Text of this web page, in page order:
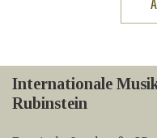
Internationale
Rubinstein